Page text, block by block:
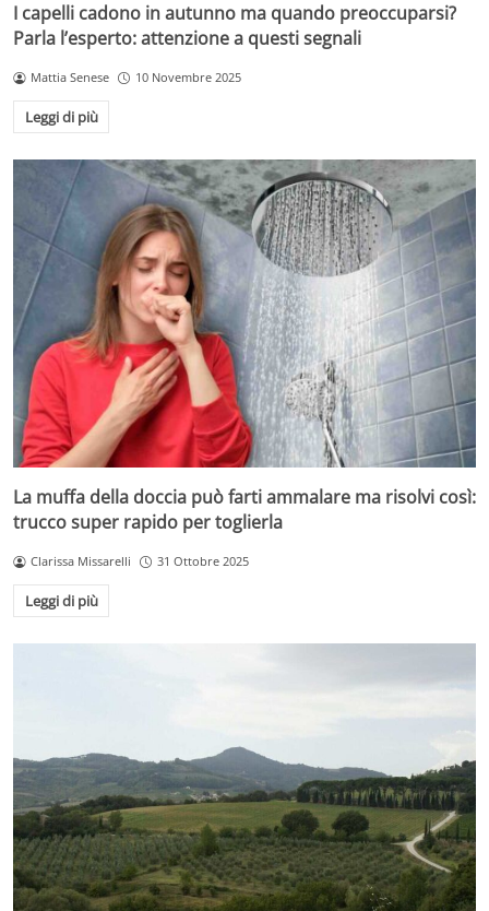
I capelli cadono in autunno ma quando preoccuparsi?
Parla l’esperto: attenzione a questi segnali
Mattia Senese 10 Novembre 2025
Leggi di più
La muffa della doccia può farti ammalare ma risolvi così:
trucco super rapido per toglierla
Clarissa Missarelli 31 Ottobre 2025
Leggi di più